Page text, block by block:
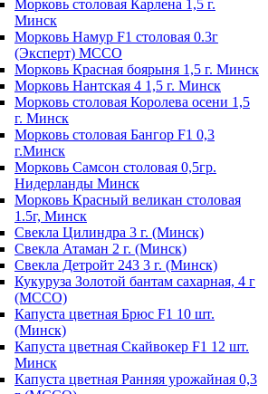
Морковь столовая Карлена 1,5 г.
Минск
Морковь Намур F1 столовая 0.3г
(Эксперт) МССО
Морковь Красная боярыня 1,5 г. Минск
Морковь Нантская 4 1,5 г. Минск
Морковь столовая Королева осени 1,5
г. Минск
Морковь столовая Бангор F1 0,3
г.Минск
Морковь Самсон столовая 0,5гр.
Нидерланды Минск
Морковь Красный великан столовая
1.5г, Минск
Свекла Цилиндра 3 г. (Минск)
Свекла Атаман 2 г. (Минск)
Свекла Детройт 243 3 г. (Минск)
Кукуруза Золотой бантам сахарная, 4 г
(МССО)
Капуста цветная Брюс F1 10 шт.
(Минск)
Капуста цветная Скайвокер F1 12 шт.
Минск
Капуста цветная Ранняя урожайная 0,3